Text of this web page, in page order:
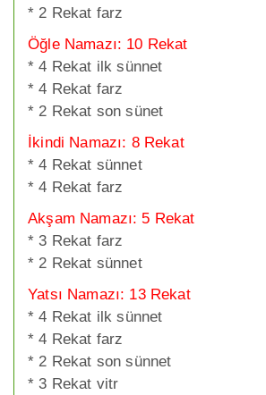
* 2 Rekat farz
Öğle Namazı: 10 Rekat
* 4 Rekat ilk sünnet
* 4 Rekat farz
* 2 Rekat son sünet
İkindi Namazı: 8 Rekat
* 4 Rekat sünnet
* 4 Rekat farz
Akşam Namazı: 5 Rekat
* 3 Rekat farz
* 2 Rekat sünnet
Yatsı Namazı: 13 Rekat
* 4 Rekat ilk sünnet
* 4 Rekat farz
* 2 Rekat son sünnet
* 3 Rekat vitr